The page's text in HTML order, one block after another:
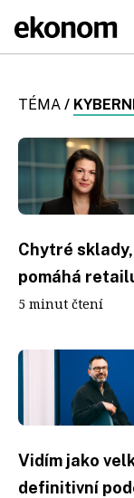
TÉMA /
Chytré
pomáhá
5 minut čtení
Vidím jako
definitivní